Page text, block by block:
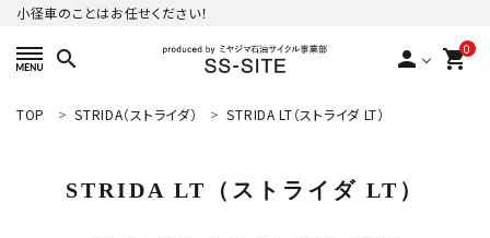
小径車のことはお任せください！
search person 0
shopping_cart
ACCOUNT MENU
ログイン person 新規会員登録
TOP STRIDA（ストライダ） STRIDA LT（ストライダ LT）
STRIDA LT（ストライダ LT）